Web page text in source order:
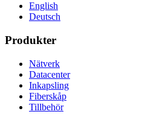
English
Deutsch
Produkter
Nätverk
Datacenter
Inkapsling
Fiberskåp
Tillbehör